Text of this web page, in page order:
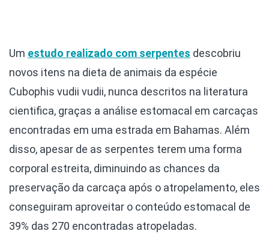
Um estudo realizado com serpentes descobriu
novos itens na dieta de animais da espécie
Cubophis vudii vudii, nunca descritos na literatura
cientifica, graças a análise estomacal em carcaças
encontradas em uma estrada em Bahamas. Além
disso, apesar de as serpentes terem uma forma
corporal estreita, diminuindo as chances da
preservação da carcaça após o atropelamento, eles
conseguiram aproveitar o conteúdo estomacal de
39% das 270 encontradas atropeladas.